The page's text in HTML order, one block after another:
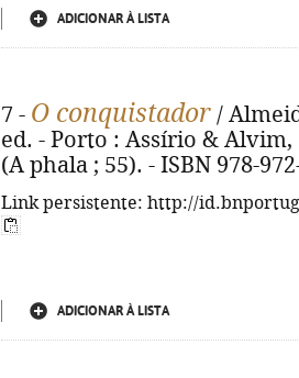
ADICIONAR À LISTA
7 - O conquistador /
ed. - Porto : Assírio & Alvim,
(A phala ; 55). - ISBN 978-
Link persistente: http://
ADICIONAR À LISTA